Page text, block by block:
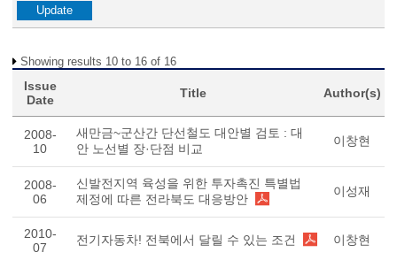
Showing results 10 to 16 of 16
Issue
Date
Title Author(s)
2008-
10
새만금~군산간 단선철도 대안별 검토 : 대
안 노선별 장·단점 비교
이창현
2008-
06
신발전지역 육성을 위한 투자촉진 특별법
제정에 따른 전라북도 대응방안
이성재
2010-
07
전기자동차! 전북에서 달릴 수 있는 조건 이창현